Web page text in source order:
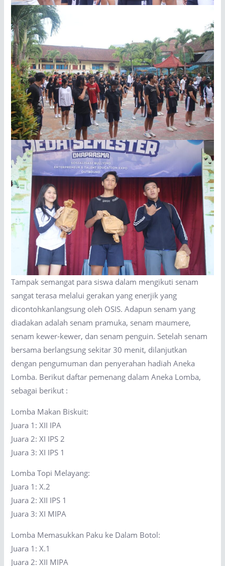
Tampak semangat para siswa dalam mengikuti senam
sangat terasa melalui gerakan yang enerjik yang
dicontohkanlangsung oleh OSIS. Adapun senam yang
diadakan adalah senam pramuka, senam maumere,
senam kewer-kewer, dan senam penguin. Setelah senam
bersama berlangsung sekitar 30 menit, dilanjutkan
dengan pengumuman dan penyerahan hadiah Aneka
Lomba. Berikut daftar pemenang dalam Aneka Lomba,
sebagai berikut :
Lomba Makan Biskuit:
Juara 1: XII IPA
Juara 2: XI IPS 2
Juara 3: XI IPS 1
Lomba Topi Melayang:
Juara 1: X.2
Juara 2: XII IPS 1
Juara 3: XI MIPA
Lomba Memasukkan Paku ke Dalam Botol:
Juara 1: X.1
Juara 2: XII MIPA